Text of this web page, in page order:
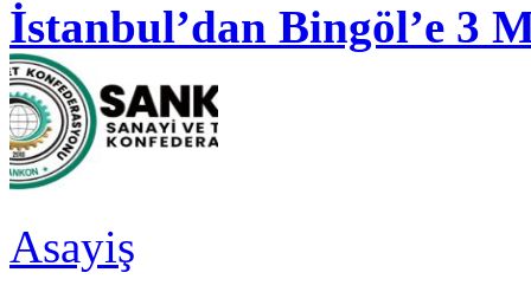
İstanbul’dan Bingöl’e 3
Asayiş